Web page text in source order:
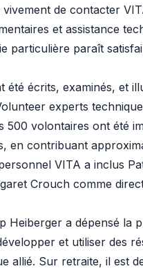
vivement de contacter
et assistance
particulière paraît
été écrits, examinés, et
experts
500 volontaires ont été
en contribuant
VITA a inclus
Crouch comme
Heiberger a dépensé la
et utiliser des
allié. Sur retraite, il est